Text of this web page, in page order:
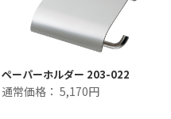
ペーパーホルダー 203-022
通常価格： 5,170円